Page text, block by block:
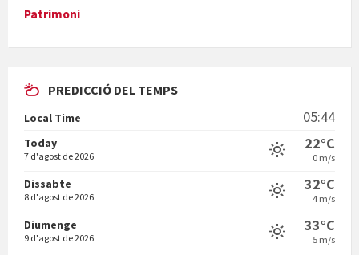
En Bum
Vermuts a la Font. Hit parit
Patrimoni
PREDICCIÓ DEL TEMPS
Local Time 05:44
Today
7 d'agost de 2026
22°C
0 m/s
Dissabte
8 d'agost de 2026
32°C
4 m/s
Diumenge
9 d'agost de 2026
33°C
5 m/s